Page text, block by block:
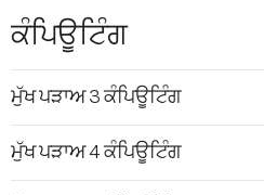
ਕੰਪਿਊਟਿੰਗ
ਮੁੱਖ ਪੜਾਅ 3 ਕੰਪਿਊਟਿੰਗ
ਮੁੱਖ ਪੜਾਅ 4 ਕੰਪਿਊਟਿੰਗ